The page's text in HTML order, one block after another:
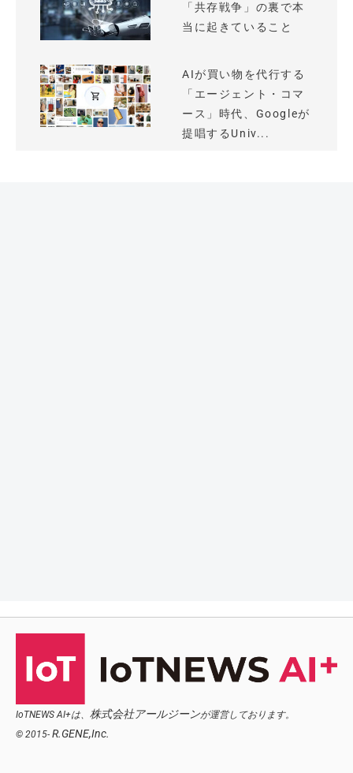
「共存戦争」の裏で本
当に起きていること
AIが買い物を代行する
「エージェント・コマ
ース」時代、Googleが
提唱するUniv...
IoTNEWS AI+は、 株式会社アールジーンが運営しております。
© 2015- R.GENE,Inc.